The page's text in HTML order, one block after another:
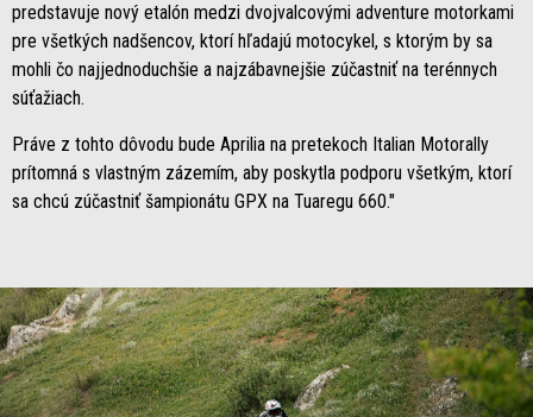
predstavuje nový etalón medzi dvojvalcovými adventure motorkami
pre všetkých nadšencov, ktorí hľadajú motocykel, s ktorým by sa
mohli čo najjednoduchšie a najzábavnejšie zúčastniť na terénnych
súťažiach.
Práve z tohto dôvodu bude Aprilia na pretekoch Italian Motorally
prítomná s vlastným zázemím, aby poskytla podporu všetkým, ktorí
sa chcú zúčastniť šampionátu GPX na Tuaregu 660."